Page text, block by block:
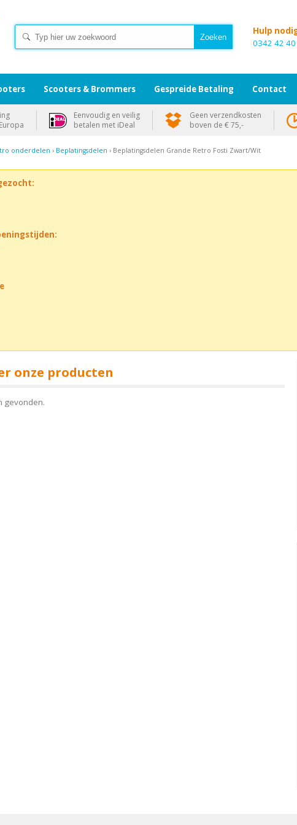
Hulp
0342 42
onderdelen › Beplatingsdelen › Beplatingsdelen Grande Retro Fosti Zwart/Wit
onze producten
gevonden.
Scooters & Brommers Gespreide Betaling Contact
Eenvoudig en veilig
betalen met iDeal
Geen verzendkosten
boven de € 75,-